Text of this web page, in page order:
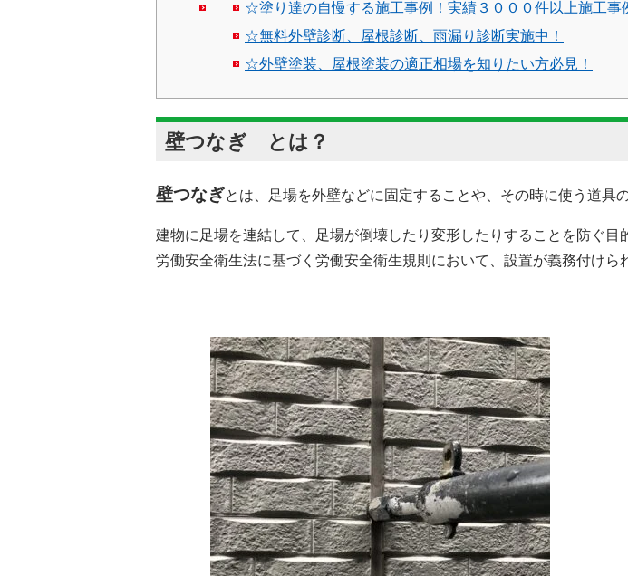
☆塗り達の自慢する施工事例！実績３０００件以上施工事
☆無料外壁診断、屋根診断、雨漏り診断実施中！
☆外壁塗装、屋根塗装の適正相場を知りたい方必見！
壁つなぎ とは？
壁つなぎとは、足場を外壁などに固定することや、その時に使う道具
建物に足場を連結して、足場が倒壊したり変形したりすることを防ぐ目
労働安全衛生法に基づく労働安全衛生規則において、設置が義務付けら